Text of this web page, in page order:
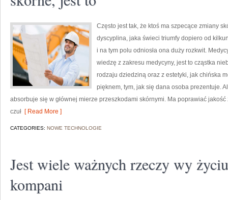
Często jest tak, że ktoś ma szpecące zmiany
dyscyplina, jaka świeci triumfy dopiero od
i na tym polu odniosła ona duży rozkwit.
wiedzę z zakresu medycyny, jest to cząstka
rodzaju dziedziną oraz z estetyki, jak chińska
pięknem, tym, jak się dana osoba prezentuje.
absorbuje się w głównej mierze przeszkodami skórnymi. Ma poprawiać
czuł [ Read More ]
CATEGORIES: NOWE TECHNOLOGIE
Jest wiele ważnych rzeczy wy
kompani